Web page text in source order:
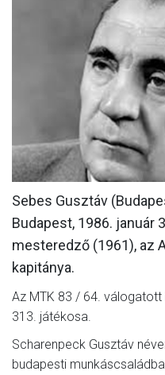
Sebes Gusztáv
Budapest, 1986. január
mesteredző (1961), az
kapitánya.
Az MTK 83 / 64.
313. játékosa.
Scharenpeck Gusztáv
budapesti